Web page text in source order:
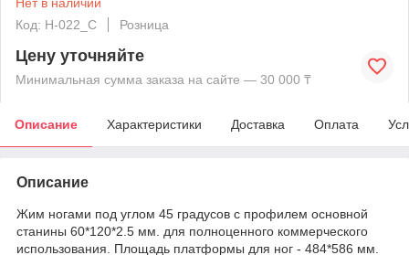
Код: H-022_C
Розница
Цену уточняйте
Минимальная сумма заказа на сайте — 30 000 ₸
Описание Характеристики Доставка Оплата
Описание
Жим ногами под углом 45 градусов с профилем основной
станины 60*120*2.5 мм. для полноценного коммерческого
использования. Площадь платформы для ног - 484*586 мм.